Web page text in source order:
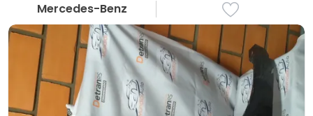
Mercedes-Benz